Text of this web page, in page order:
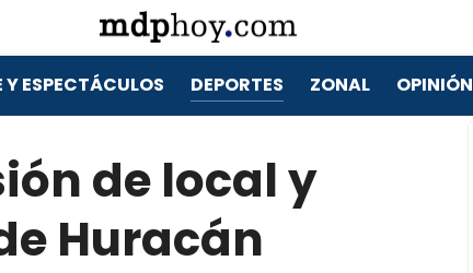
Y ESPECTÁCULOS DEPORTES ZONAL OPINIÓN
de local y
Huracán